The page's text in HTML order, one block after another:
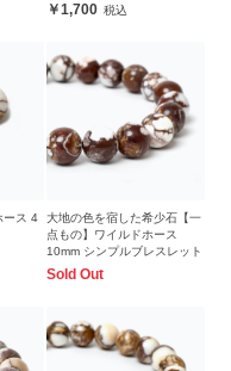
1,700
ース 4
大地の色を宿した希少石【一
点もの】ワイルドホース
10mm シンプルブレスレット
Sold Out